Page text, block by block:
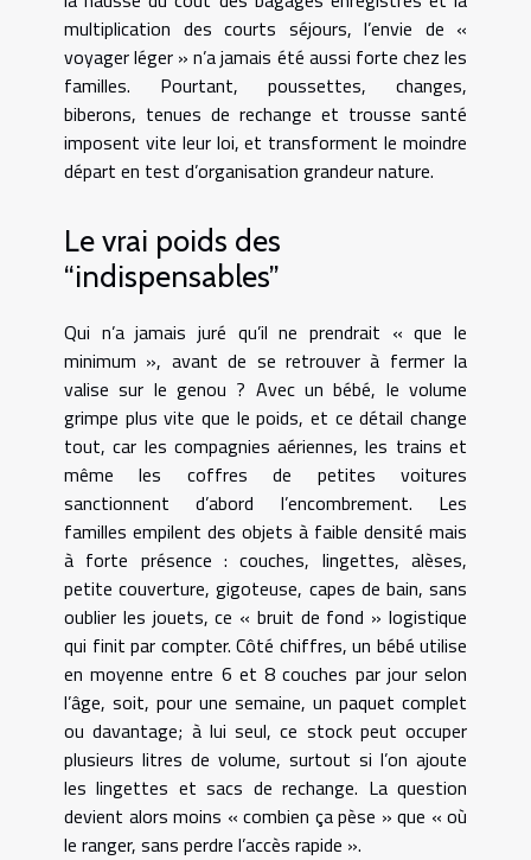
multiplication des courts séjours, l’envie de «
voyager léger » n’a jamais été aussi forte chez les
familles. Pourtant, poussettes, changes,
biberons, tenues de rechange et trousse santé
imposent vite leur loi, et transforment le moindre
départ en test d’organisation grandeur nature.
Le vrai poids des
“indispensables”
Qui n’a jamais juré qu’il ne prendrait « que le
minimum », avant de se retrouver à fermer la
valise sur le genou ? Avec un bébé, le volume
grimpe plus vite que le poids, et ce détail change
tout, car les compagnies aériennes, les trains et
même les coffres de petites voitures
sanctionnent d’abord l’encombrement. Les
familles empilent des objets à faible densité mais
à forte présence : couches, lingettes, alèses,
petite couverture, gigoteuse, capes de bain, sans
oublier les jouets, ce « bruit de fond » logistique
qui finit par compter. Côté chiffres, un bébé utilise
en moyenne entre 6 et 8 couches par jour selon
l’âge, soit, pour une semaine, un paquet complet
ou davantage; à lui seul, ce stock peut occuper
plusieurs litres de volume, surtout si l’on ajoute
les lingettes et sacs de rechange. La question
devient alors moins « combien ça pèse » que « où
le ranger, sans perdre l’accès rapide ».